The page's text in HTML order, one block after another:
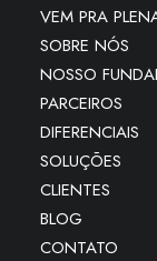
VEM PRA
SOBRE NÓS
NOSSO
PARCEIROS
DIFERENCIAIS
SOLUÇÕES
CLIENTES
BLOG
CONTATO